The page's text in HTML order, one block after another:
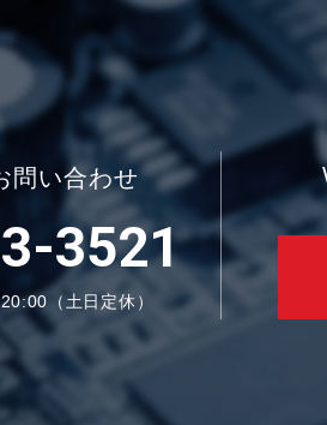
問い合わせ
3521
（土日定休）